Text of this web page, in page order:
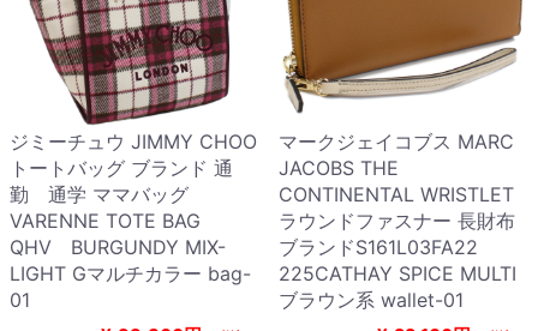
ジミーチュウ JIMMY CHOO
トートバッグ ブランド 通
勤 通学 ママバッグ
VARENNE TOTE BAG
QHV BURGUNDY MIX-
LIGHT Gマルチカラー bag-
01
マークジェイコブス MARC
JACOBS THE
CONTINENTAL WRISTLET
ラウンドファスナー 長財布
ブランドS161L03FA22
225CATHAY SPICE MULTI
ブラウン系 wallet-01